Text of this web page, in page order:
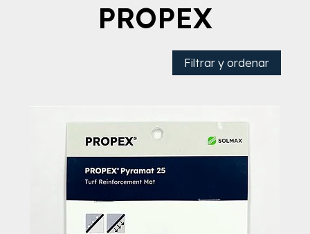
PROPEX
Filtrar y ordenar